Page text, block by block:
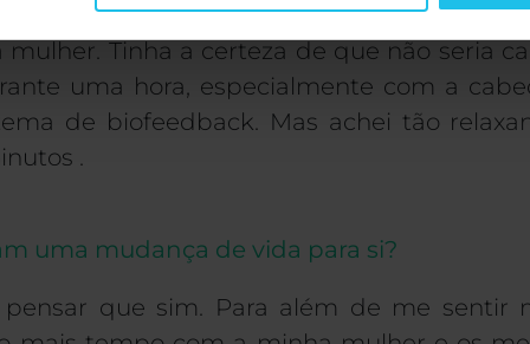
não era crente. Mas fui ter com o Dr.
Tinha a certeza de que não seria
uma hora, especialmente com a
de biofeedback. Mas achei tão
.
uma mudança de vida para si?
pensar que sim. Para além de me sentir